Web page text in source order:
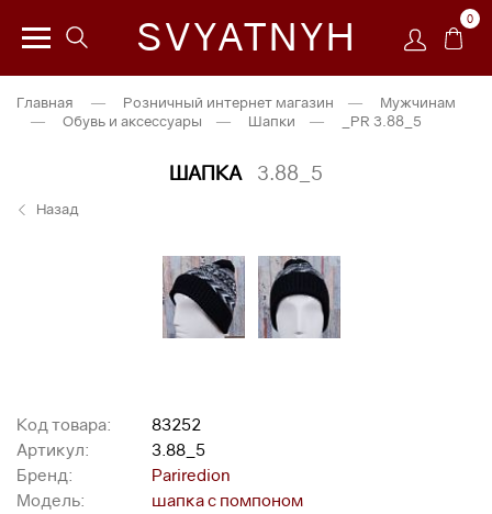
SVYATNYH 0
Главная — Розничный интернет магазин —
Мужчинам
—
Обувь и аксессуары — Шапки — _PR 3.88_5
ШАПКА 3.88_5
Назад
Код товара:
83252
Артикул:
3.88_5
Бренд:
Pariredion
Модель:
шапка с помпоном